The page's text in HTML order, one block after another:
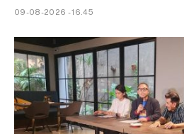
09-08-2026 - 16.45